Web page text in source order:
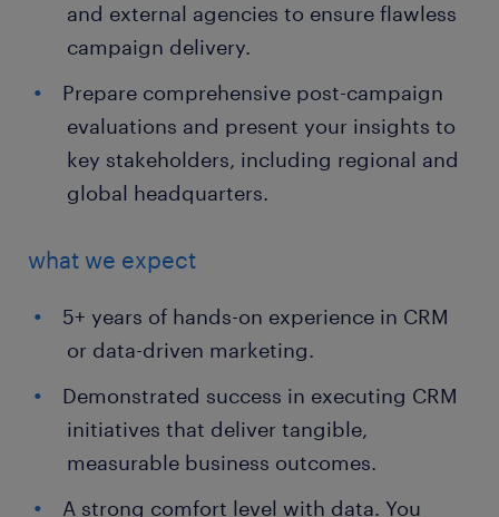
and external agencies to ensure flawless
campaign delivery.
Prepare comprehensive post-campaign
evaluations and present your insights to
key stakeholders, including regional and
global headquarters.
what we expect
5+ years of hands-on experience in CRM
or data-driven marketing.
Demonstrated success in executing CRM
initiatives that deliver tangible,
measurable business outcomes.
A strong comfort level with data. You